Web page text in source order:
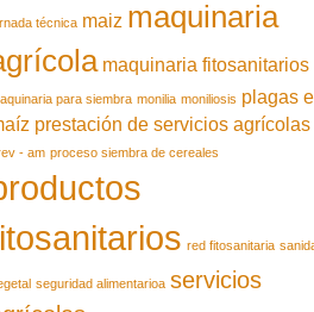
técnica maiz maquinaria
maquinaria fitosanitarios
para siembra monilia moniliosis plagas
prestación de servicios agrícolas
- am proceso siembra de cereales
red fitosanitaria
seguridad alimentarioa servicios